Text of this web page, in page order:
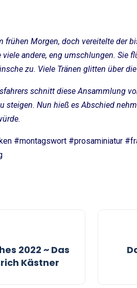
frühen Morgen, doch vereitelte der
viele andere, eng umschlungen. Sie
zu. Viele Tränen glitten über
schnitt diese Ansammlung
steigen. Nun hieß es Abschied
#montagswort #prosaminiatur
2022 ~ Das
Kästner